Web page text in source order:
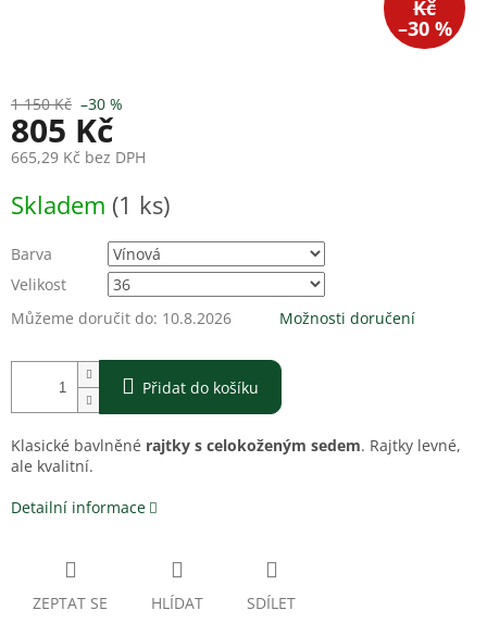
Kč
–30 %
1 150 Kč –30 %
805 Kč
665,29 Kč bez DPH
cena:
Skladem (1 ks)
Barva
Velikost
Můžeme doručit do: 10.8.2026 Možnosti doručení
Přidat do košíku
Klasické bavlněné rajtky s celokoženým sedem. Rajtky levné,
ale kvalitní.
Detailní informace
ZEPTAT SE HLÍDAT SDÍLET